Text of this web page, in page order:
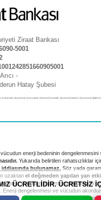
Ziraat Bankası
5001
-
Hatay Şubesi
şifa, biyoenerji nasıl yapılır, bioenerji hastalık, biyoenerji tedavi, biyoenerji eğitimi,
ÜCRETLİDİR. ÜCRETSİZ
enerji bedeninin dengelenmesini
Yukarıda belirtilen rahatsızlıklar
bulunamaz. Söz yada
uzaktan el değmeden yapılan yan
seansı vücudun sistem bozukluklarını
Enerji dengelenmesi ve vücudun
kurar. Tıbbi tedavi ve kontrollerinizi